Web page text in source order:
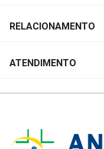
RELACIONAMENTO
ATENDIMENTO